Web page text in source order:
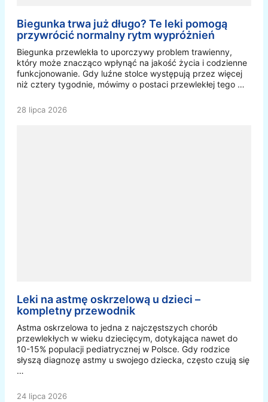
Biegunka trwa już długo? Te leki pomogą
przywrócić normalny rytm wypróżnień
Biegunka przewlekła to uporczywy problem trawienny,
który może znacząco wpłynąć na jakość życia i codzienne
funkcjonowanie. Gdy luźne stolce występują przez więcej
niż cztery tygodnie, mówimy o postaci przewlekłej tego …
28 lipca 2026
Leki na astmę oskrzelową u dzieci –
kompletny przewodnik
Astma oskrzelowa to jedna z najczęstszych chorób
przewlekłych w wieku dziecięcym, dotykająca nawet do
10-15% populacji pediatrycznej w Polsce. Gdy rodzice
słyszą diagnozę astmy u swojego dziecka, często czują się
…
24 lipca 2026